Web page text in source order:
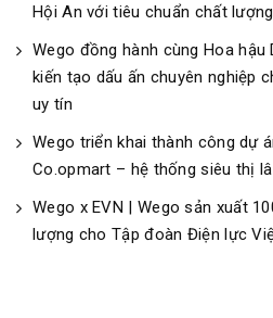
Hội An với tiêu chuẩn chất
Wego đồng hành cùng Hoa hậu
kiến tạo dấu ấn chuyên nghiệp
uy tín
Wego triển khai thành công dự
Co.opmart – hệ thống siêu thị
Wego x EVN | Wego sản xuất
lượng cho Tập đoàn Điện lực